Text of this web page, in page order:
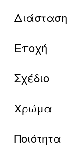
Διάσταση
Εποχή
Σχέδιο
Χρώμα
Ποιότητα